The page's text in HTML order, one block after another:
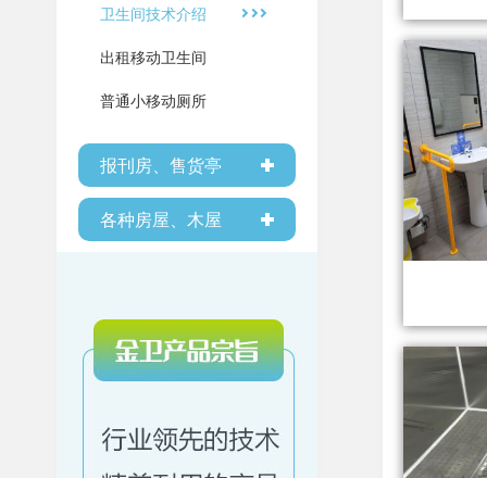
卫生间技术介绍
出租移动卫生间
普通小移动厕所
报刊房、售货亭
各种房屋、木屋